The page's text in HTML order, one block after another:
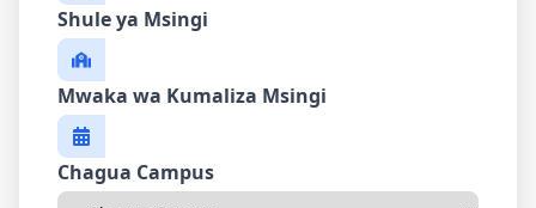
Shule ya Msingi
Mwaka wa Kumaliza Msingi
Chagua Campus